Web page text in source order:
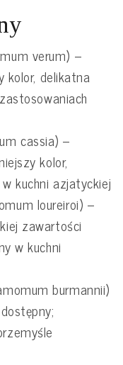
verum) –
kolor, delikatna
cassia) –
kolor,
kuchni azjatyckiej
loureiroi) –
zawartości
w kuchni
burmannii)